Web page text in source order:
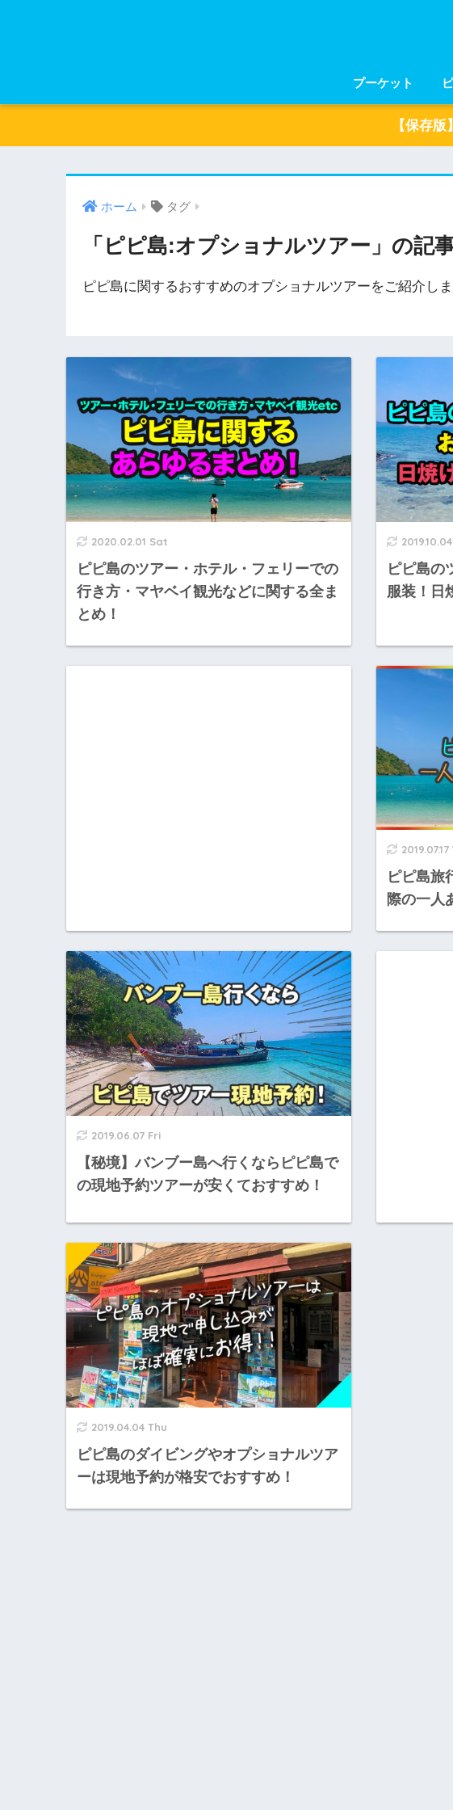
プーケット
【保存
ホーム タグ
「ピピ島:オプショナルツアー」の記
ピピ島に関するおすすめのオプショナルツアーをご紹介しま
2020.02.01 Sat
ピピ島のツアー・ホテル・フェリーでの
行き方・マヤベイ観光などに関する全ま
とめ！
ピピ島の
服装！日
ピピ島旅
際の一人
2019.06.07 Fri
【秘境】バンブー島へ行くならピピ島で
の現地予約ツアーが安くておすすめ！
2019.04.04 Thu
ピピ島のダイビングやオプショナルツア
ーは現地予約が格安でおすすめ！